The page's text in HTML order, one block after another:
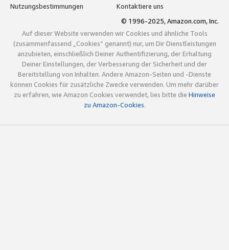
Nutzungsbestimmungen
Kontaktiere uns
© 1996-2025, Amazon.com, Inc.
Auf dieser Website verwenden wir Cookies und ähnliche Tools
(zusammenfassend „Cookies“ genannt) nur, um Dir Dienstleistungen
anzubieten, einschließlich Deiner Authentifizierung, der Erhaltung
Deiner Einstellungen, der Verbesserung der Sicherheit und der
Bereitstellung von Inhalten. Andere Amazon-Seiten und -Dienste
können Cookies für zusätzliche Zwecke verwenden. Um mehr darüber
zu erfahren, wie Amazon Cookies verwendet, lies bitte die Hinweise
zu Amazon-Cookies.